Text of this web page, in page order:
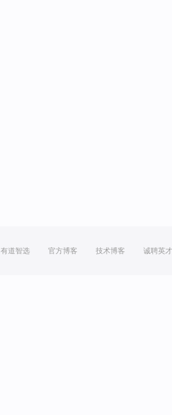
有道智选 官方博客 技术博客 诚聘英才